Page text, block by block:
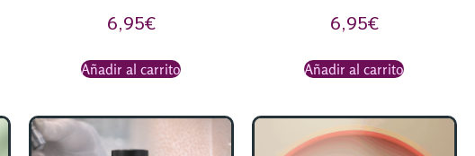
6,95€
Añadir al carrito
6,95€
Añadir al carrito